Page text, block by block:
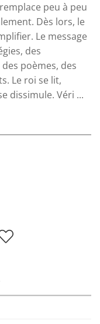
peu à peu
Dès lors, le
Le message
des
poèmes, des
Le roi se lit,
dissimule. Véri ...